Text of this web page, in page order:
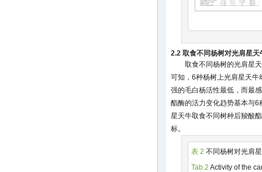
2.2 取食不同杨树对光肩星
取食不同杨树的光肩星
可知，6种杨树上光肩星天
强的毛白杨活性最低，而最
酯酶的活力变化趋势基本与
星天牛取食不同树种后羧酸
标。
表 2 不同杨树对光肩
Tab.2 Activity of the